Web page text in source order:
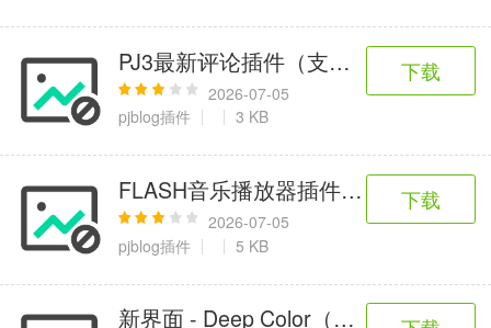
PJ3最新评论插件（支持内容模块显示
2026-07-05
pjblog插件
3 KB
下载
FLASH音乐播放器插件 for pjblog
2026-07-05
pjblog插件
5 KB
下载
新界面 - Deep Color（官方版）插件